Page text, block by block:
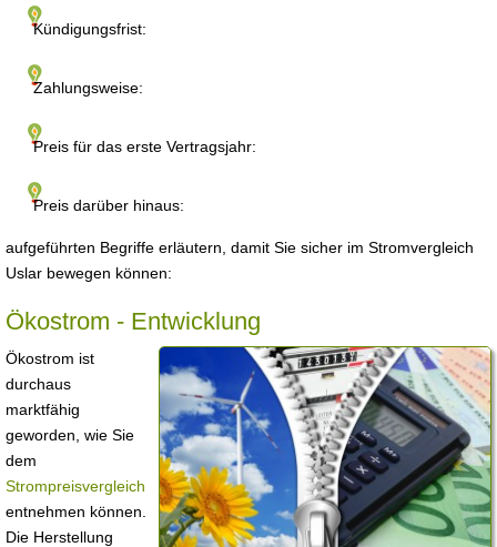
Kündigungsfrist:
Zahlungsweise:
Preis für das erste Vertragsjahr:
Preis darüber hinaus:
aufgeführten Begriffe erläutern, damit Sie sicher im Stromvergleich
Uslar bewegen können:
Ökostrom - Entwicklung
Ökostrom ist
durchaus
marktfähig
geworden, wie Sie
dem
Strompreisvergleich
entnehmen können.
Die Herstellung